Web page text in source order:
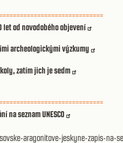
od novodobého objevení
archeologickými výzkumy
zatím jich je sedm
seznam UNESCO
aragonitove-jeskyne-zapis-na-